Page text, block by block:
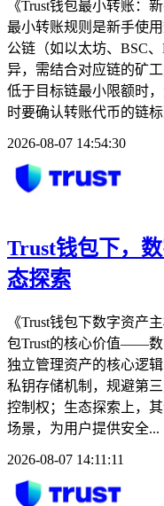
《Trust钱包最小转账：
最小转账规则是新手使
公链（如以太坊、BSC
异，需结合对应链的矿
低于目标链最小限额时
时要确认转账代币的链
2026-08-07 14:54:30
Trust钱包下，
态探索
《Trust钱包下数字资产
包Trust的核心价值——数
独立管理资产的核心逻
私钥存储机制，规避第
控制权；生态探索上，
场景，为用户提供安全...
2026-08-07 14:11:11